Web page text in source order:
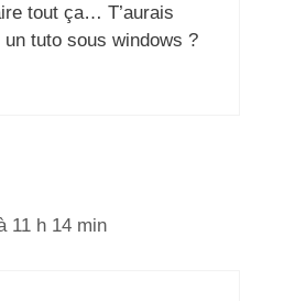
tout ça… T’aurais
tuto sous windows ?
11 h 14 min